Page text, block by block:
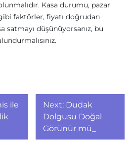
Kasa durumu, pazar
faktörler, fiyatı doğrudan
satmayı düşünüyorsanız, bu
ile
Next: Dudak
Dolgusu Doğal
Görünür mü_